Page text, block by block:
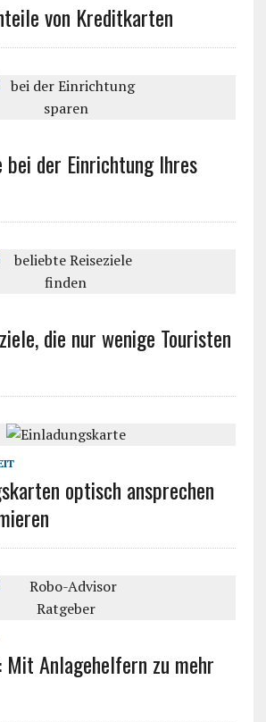
von Kreditkarten
bei der Einrichtung Ihres
die nur wenige Touristen
optisch ansprechen
Mit Anlagehelfern zu mehr